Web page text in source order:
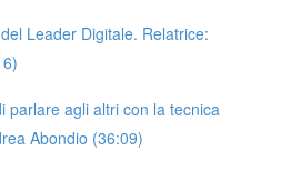
Leader Digitale. Relatrice:
parlare agli altri con la tecnica
Abondio (36:09)